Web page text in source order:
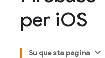
per iOS
Su questa pagina